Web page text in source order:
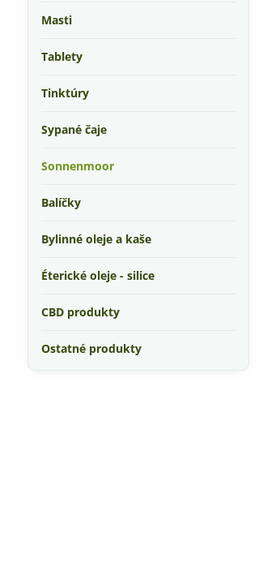
Masti
Tablety
Tinktúry
Sypané čaje
Sonnenmoor
Balíčky
Bylinné oleje a kaše
Éterické oleje - silice
CBD produkty
Ostatné produkty